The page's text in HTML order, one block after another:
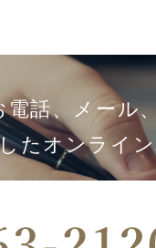
電話、メール
たオンライ